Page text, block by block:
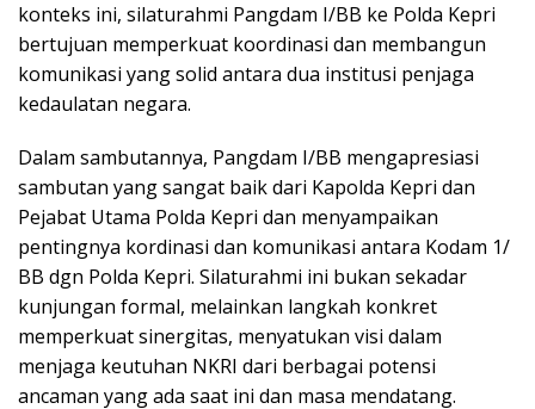
konteks ini, silaturahmi Pangdam I/BB ke Polda Kepri
bertujuan memperkuat koordinasi dan membangun
komunikasi yang solid antara dua institusi penjaga
kedaulatan negara.
Dalam sambutannya, Pangdam I/BB mengapresiasi
sambutan yang sangat baik dari Kapolda Kepri dan
Pejabat Utama Polda Kepri dan menyampaikan
pentingnya kordinasi dan komunikasi antara Kodam 1/
BB dgn Polda Kepri. Silaturahmi ini bukan sekadar
kunjungan formal, melainkan langkah konkret
memperkuat sinergitas, menyatukan visi dalam
menjaga keutuhan NKRI dari berbagai potensi
ancaman yang ada saat ini dan masa mendatang.